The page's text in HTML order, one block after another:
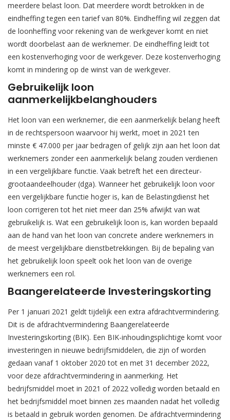
meerdere belast loon. Dat meerdere wordt betrokken in de
eindheffing tegen een tarief van 80%. Eindheffing wil zeggen dat
de loonheffing voor rekening van de werkgever komt en niet
wordt doorbelast aan de werknemer. De eindheffing leidt tot
een kostenverhoging voor de werkgever. Deze kostenverhoging
komt in mindering op de winst van de werkgever.
Gebruikelijk loon
aanmerkelijkbelanghouders
Het loon van een werknemer, die een aanmerkelijk belang heeft
in de rechtspersoon waarvoor hij werkt, moet in 2021 ten
minste € 47.000 per jaar bedragen of gelijk zijn aan het loon dat
werknemers zonder een aanmerkelijk belang zouden verdienen
in een vergelijkbare functie. Vaak betreft het een directeur-
grootaandeelhouder (dga). Wanneer het gebruikelijk loon voor
een vergelijkbare functie hoger is, kan de Belastingdienst het
loon corrigeren tot het niet meer dan 25% afwijkt van wat
gebruikelijk is. Wat een gebruikelijk loon is, kan worden bepaald
aan de hand van het loon van concrete andere werknemers in
de meest vergelijkbare dienstbetrekkingen. Bij de bepaling van
het gebruikelijk loon speelt ook het loon van de overige
werknemers een rol.
Baangerelateerde Investeringskorting
Per 1 januari 2021 geldt tijdelijk een extra afdrachtvermindering.
Dit is de afdrachtvermindering Baangerelateerde
Investeringskorting (BIK). Een BIK-inhoudingsplichtige komt voor
investeringen in nieuwe bedrijfsmiddelen, die zijn of worden
gedaan vanaf 1 oktober 2020 tot en met 31 december 2022,
voor deze afdrachtvermindering in aanmerking. Het
bedrijfsmiddel moet in 2021 of 2022 volledig worden betaald en
het bedrijfsmiddel moet binnen zes maanden nadat het volledig
is betaald in gebruik worden genomen. De afdrachtvermindering